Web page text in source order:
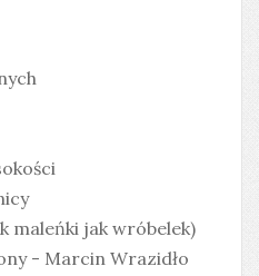
maleńki jak wróbelek)
- Marcin Wrazidło